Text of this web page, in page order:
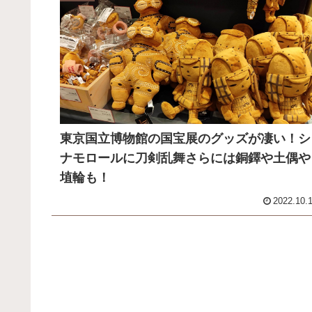
東京国立博物館の国宝展のグッズが凄い！シ
ナモロールに刀剣乱舞さらには銅鐸や土偶や
埴輪も！